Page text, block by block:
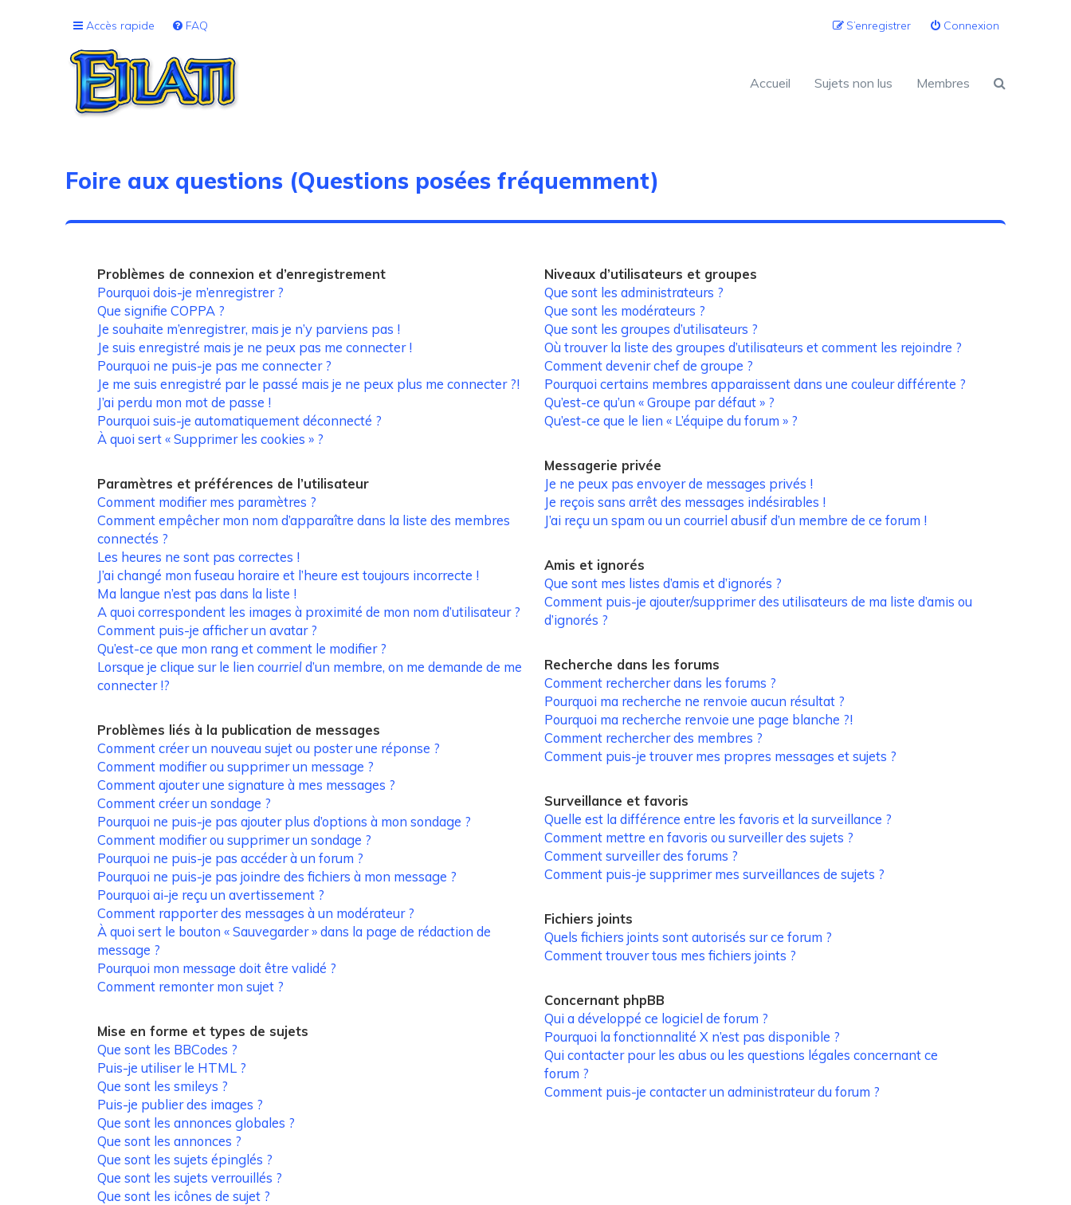
Accès rapide FAQ Connexion
S’enregistrer
Accueil Sujets non lus Membres
Foire aux questions (Questions posées fréquemment)
Problèmes de connexion et d’enregistrement
Pourquoi dois-je m’enregistrer ?
Que signifie COPPA ?
Je souhaite m’enregistrer, mais je n’y parviens pas !
Je suis enregistré mais je ne peux pas me connecter !
Pourquoi ne puis-je pas me connecter ?
Je me suis enregistré par le passé mais je ne peux plus me connecter ?!
J’ai perdu mon mot de passe !
Pourquoi suis-je automatiquement déconnecté ?
À quoi sert « Supprimer les cookies » ?
Paramètres et préférences de l’utilisateur
Comment modifier mes paramètres ?
Comment empêcher mon nom d’apparaître dans la liste des membres
connectés ?
Les heures ne sont pas correctes !
J’ai changé mon fuseau horaire et l’heure est toujours incorrecte !
Ma langue n’est pas dans la liste !
A quoi correspondent les images à proximité de mon nom d’utilisateur ?
Comment puis-je afficher un avatar ?
Qu’est-ce que mon rang et comment le modifier ?
Lorsque je clique sur le liencourrield’un membre, on me demande de me
connecter !?
Problèmes liés à la publication de messages
Comment créer un nouveau sujet ou poster une réponse ?
Comment modifier ou supprimer un message ?
Comment ajouter une signature à mes messages ?
Comment créer un sondage ?
Pourquoi ne puis-je pas ajouter plus d’options à mon sondage ?
Comment modifier ou supprimer un sondage ?
Pourquoi ne puis-je pas accéder à un forum ?
Pourquoi ne puis-je pas joindre des fichiers à mon message ?
Pourquoi ai-je reçu un avertissement ?
Comment rapporter des messages à un modérateur ?
À quoi sert le bouton « Sauvegarder » dans la page de rédaction de
message ?
Pourquoi mon message doit être validé ?
Comment remonter mon sujet ?
Mise en forme et types de sujets
Que sont les BBCodes ?
Puis-je utiliser le HTML ?
Que sont les smileys ?
Puis-je publier des images ?
Que sont les annonces globales ?
Que sont les annonces ?
Que sont les sujets épinglés ?
Que sont les sujets verrouillés ?
Que sont les icônes de sujet ?
Niveaux d’utilisateurs et groupes
Que sont les administrateurs ?
Que sont les modérateurs ?
Que sont les groupes d’utilisateurs ?
Où trouver la liste des groupes d’utilisateurs et comment les rejoindre ?
Comment devenir chef de groupe ?
Pourquoi certains membres apparaissent dans une couleur différente ?
Qu’est-ce qu’un « Groupe par défaut » ?
Qu’est-ce que le lien « L’équipe du forum » ?
Messagerie privée
Je ne peux pas envoyer de messages privés !
Je reçois sans arrêt des messages indésirables !
J’ai reçu un spam ou un courriel abusif d’un membre de ce forum !
Amis et ignorés
Que sont mes listes d’amis et d’ignorés ?
Comment puis-je ajouter/supprimer des utilisateurs de ma liste d’amis ou
d’ignorés ?
Recherche dans les forums
Comment rechercher dans les forums ?
Pourquoi ma recherche ne renvoie aucun résultat ?
Pourquoi ma recherche renvoie une page blanche ?!
Comment rechercher des membres ?
Comment puis-je trouver mes propres messages et sujets ?
Surveillance et favoris
Quelle est la différence entre les favoris et la surveillance ?
Comment mettre en favoris ou surveiller des sujets ?
Comment surveiller des forums ?
Comment puis-je supprimer mes surveillances de sujets ?
Fichiers joints
Quels fichiers joints sont autorisés sur ce forum ?
Comment trouver tous mes fichiers joints ?
Concernant phpBB
Qui a développé ce logiciel de forum ?
Pourquoi la fonctionnalité X n’est pas disponible ?
Qui contacter pour les abus ou les questions légales concernant ce
forum ?
Comment puis-je contacter un administrateur du forum ?